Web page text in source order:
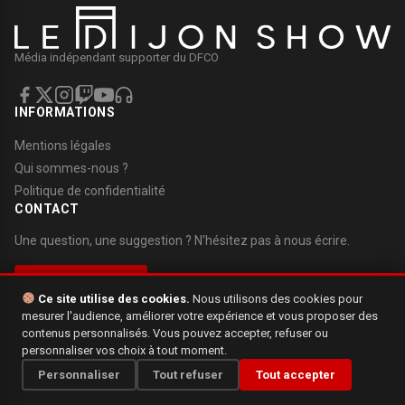
Média indépendant supporter du DFCO
INFORMATIONS
Mentions légales
Qui sommes-nous ?
Politique de confidentialité
CONTACT
Une question, une suggestion ? N'hésitez pas à nous écrire.
© 2026 Le Dijon Show. Tous droits réservés.
Ce site utilise des cookies. Nous utilisons des cookies pour
mesurer l'audience, améliorer votre expérience et vous proposer des
contenus personnalisés. Vous pouvez accepter, refuser ou
personnaliser vos choix à tout moment.
Personnaliser
Tout refuser Tout accepter